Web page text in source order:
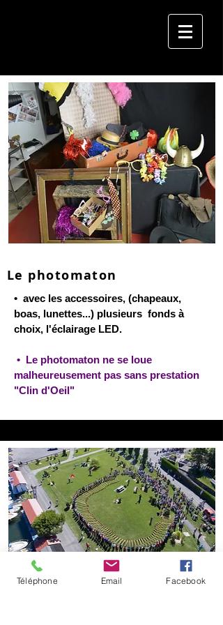
Le photomaton
• avec les accessoires, (chapeaux,
boas, lunettes...) plusieurs fonds à
choix, l'éclairage LED.
• Le photomaton ne se loue
malheureusement pas sans prestation
"Clin d'Oeil"
Téléphone Email Facebook